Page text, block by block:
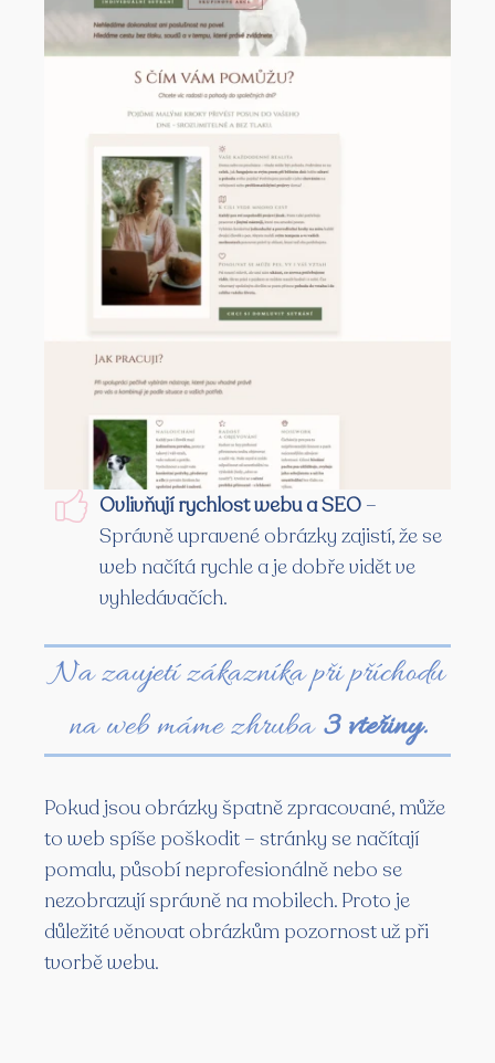
Ovlivňují rychlost webu a SEO –
Správně upravené obrázky zajistí, že se
web načítá rychle a je dobře vidět ve
vyhledávačích.
Na zaujetí zákazníka při příchodu
na web máme zhruba3 vteřiny.
Pokud jsou obrázky špatně zpracované, může
to web spíše poškodit – stránky se načítají
pomalu, působí neprofesionálně nebo se
nezobrazují správně na mobilech. Proto je
důležité věnovat obrázkům pozornost už při
tvorbě webu.